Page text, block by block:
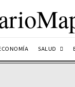
SALUD